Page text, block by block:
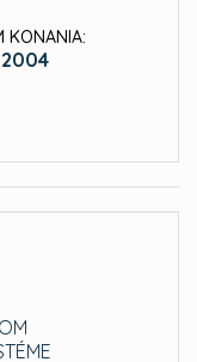
KONANIA: